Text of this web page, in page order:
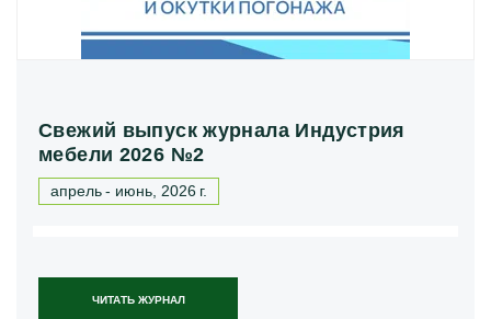
Свежий выпуск журнала Индустрия
мебели 2026 №2
апрель - июнь, 2026 г.
ЧИТАТЬ ЖУРНАЛ